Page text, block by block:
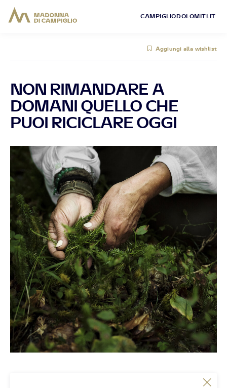
CAMPIGLIODOLOMITI.IT
Aggiungi alla wishlist
NON RIMANDARE A
DOMANI QUELLO CHE
PUOI RICICLARE OGGI